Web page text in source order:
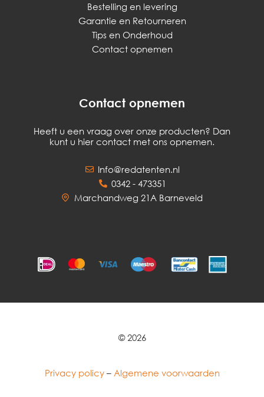
Bestelling en levering
Garantie en Retourneren
Tips en Onderhoud
Contact opnemen
Contact opnemen
Heeft u een vraag over onze producten? Dan
kunt u hier contact met ons opnemen.
Info@redatenten.nl
0342 - 473351
Marchandweg 21A Barneveld
© 2026
Privacy policy– Algemene voorwaarden